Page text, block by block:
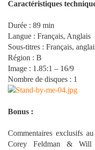
Caractéristiques
Durée : 89 min
Langue : Français, Anglais
Sous-titres : Français,
Région : B
Image : 1.85:1 – 16/9
Nombre de disques : 1
Bonus :
Commentaires exclusifs
Corey Feldman & Will